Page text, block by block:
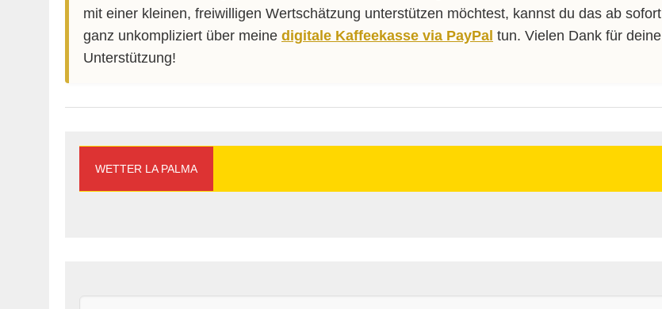
mit einer kleinen, freiwilligen Wertschätzung unterstützen möchtest, kannst du das ab sofort
ganz unkompliziert über meine digitale Kaffeekasse via PayPal tun. Vielen Dank für deine
Unterstützung!
WETTER LA PALMA